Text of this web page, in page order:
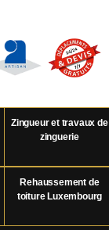
Zingueur et travaux de
zinguerie
Rehaussement de
toiture Luxembourg